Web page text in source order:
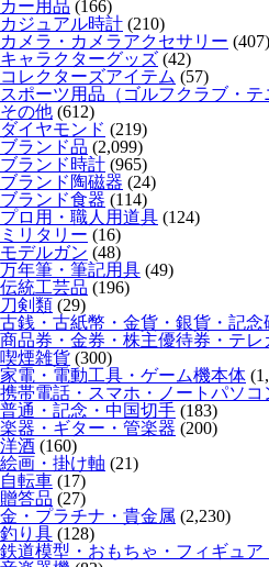
カー用品 (166)
カジュアル時計 (210)
カメラ・カメラアクセサリー (407)
キャラクターグッズ (42)
コレクターズアイテム (57)
スポーツ用品（ゴルフクラブ・テ
その他 (612)
ダイヤモンド (219)
ブランド品 (2,099)
ブランド時計 (965)
ブランド陶磁器 (24)
ブランド食器 (114)
プロ用・職人用道具 (124)
ミリタリー (16)
モデルガン (48)
万年筆・筆記用具 (49)
伝統工芸品 (196)
刀剣類 (29)
古銭・古紙幣・金貨・銀貨・記念
商品券・金券・株主優待券・テレ
喫煙雑貨 (300)
家電・電動工具・ゲーム機本体
携帯電話・スマホ・ノートパソコ
普通・記念・中国切手 (183)
楽器・ギター・管楽器 (200)
洋酒 (160)
絵画・掛け軸 (21)
自転車 (17)
贈答品 (27)
金・プラチナ・貴金属 (2,230)
釣り具 (128)
鉄道模型・おもちゃ・フィギュア